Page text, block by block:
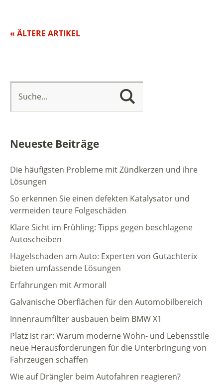
« ÄLTERE ARTIKEL
Neueste Beiträge
Die häufigsten Probleme mit Zündkerzen und ihre
Lösungen
So erkennen Sie einen defekten Katalysator und
vermeiden teure Folgeschäden
Klare Sicht im Frühling: Tipps gegen beschlagene
Autoscheiben
Hagelschaden am Auto: Experten von Gutachterix
bieten umfassende Lösungen
Erfahrungen mit Armorall
Galvanische Oberflächen für den Automobilbereich
Innenraumfilter ausbauen beim BMW X1
Platz ist rar: Warum moderne Wohn- und Lebensstile
neue Herausforderungen für die Unterbringung von
Fahrzeugen schaffen
Wie auf Drängler beim Autofahren reagieren?